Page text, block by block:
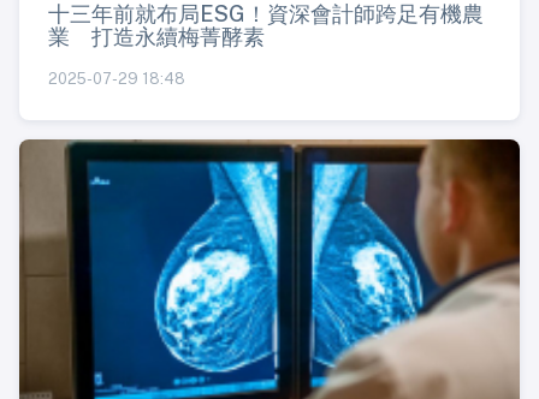
十三年前就布局ESG！資深會計師跨足有機農
業 打造永續梅菁酵素
2025-07-29 18:48